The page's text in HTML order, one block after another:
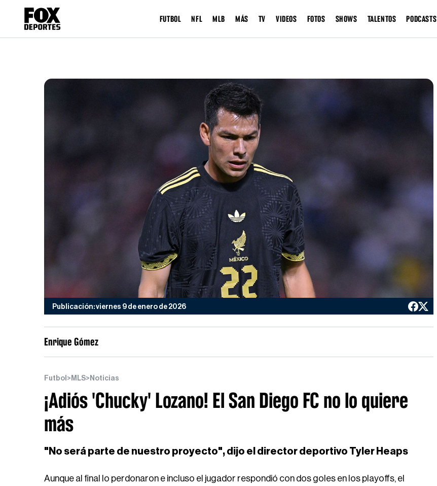
FUTBOL NFL MLB MÁS TV VIDEOS FOTOS SHOWS TALENTOS PODCASTS
Publicación: viernes 9 de enero de 2026
Enrique Gómez
Futbol > MLS> Noticias
¡Adiós 'Chucky' Lozano! El San Diego FC no lo quiere
más
"No será parte de nuestro proyecto", dijo el director deportivo Tyler Heaps
Aunque al final lo perdonaron e incluso el jugador respondió con dos goles en los playoffs, el